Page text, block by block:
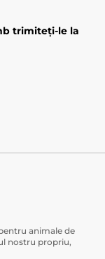
trimiteți-le la
animale de
nostru propriu,